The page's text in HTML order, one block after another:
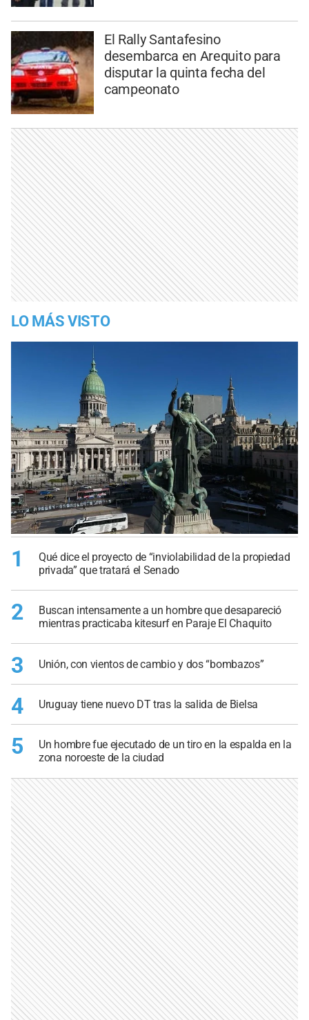
El Rally Santafesino
desembarca en Arequito para
disputar la quinta fecha del
campeonato
LO MÁS VISTO
1
Qué dice el proyecto de “inviolabilidad de la propiedad
privada” que tratará el Senado
2
Buscan intensamente a un hombre que desapareció
mientras practicaba kitesurf en Paraje El Chaquito
3 Unión, con vientos de cambio y dos “bombazos”
4 Uruguay tiene nuevo DT tras la salida de Bielsa
5
Un hombre fue ejecutado de un tiro en la espalda en la
zona noroeste de la ciudad